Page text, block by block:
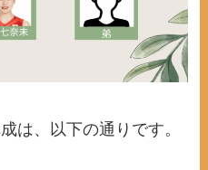
は、以下の通りです。